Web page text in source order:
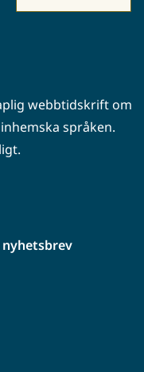
webbtidskrift om
språken.
nyhetsbrev